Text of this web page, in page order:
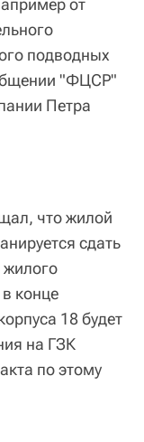
от
подводных
"ФЦСР"
Петра
что жилой
сдать
жилого
конце
18 будет
на ГЗК
по этому